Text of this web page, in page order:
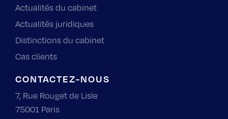
Actualités du cabinet
Actualités juridiques
Distinctions du cabinet
Cas clients
CONTACTEZ-NOUS
7, Rue Rouget de Lisle
75001 Paris